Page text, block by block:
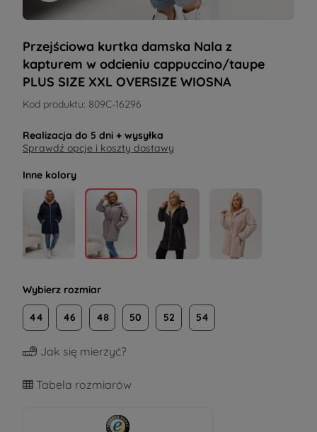
Przejściowa kurtka damska Nala z
kapturem w odcieniu cappuccino/taupe
PLUS SIZE XXL OVERSIZE WIOSNA
Kod produktu: 809C-16296
Realizacja do 5 dni + wysyłka
Sprawdź opcje i koszty dostawy
Inne kolory
Wybierz rozmiar
44 46 48 50 52 54
Jak się mierzyć?
Tabela rozmiarów